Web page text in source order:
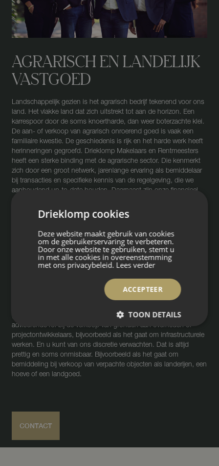
AGRARISCH EN LANDELIJK
VASTGOED
Landschappelijk gezien is het agrarisch bedrijf tekenend voor ons
land. Het vlakke land dat zich uitstrekt tot aan de horizon. Een
karrespoor door de soms knoertharde, dan weer boterzachte klei.
De aan- of verkoop van agrarisch onroerend goed is vaak een
familiaire kwestie. De geschiedenis is rijk en het harde werk heeft
herinneringen gegroefd. Drieklomp Makelaars en Rentmeesters
heeft een sterke binding met de agrarische sector. Die kenmerkt
zich door een groot netwerk, jarenlange ervaring als bemiddelaar
bij transacties en specifieke kennis van de regelgeving, die we
aanhoudend up-to-date houden. Daarnaast zijn onze financieel
kaart te brengen en u te adviseren rondom zaken als erven,
schenken, overdragen en stoppen.
RENTMEESTERS VAN NU
vastgoed? Drieklomp biedt het traditionele rentmeesterschap in
een modern jasje. We zorgen voor bemiddeling bij de aan- en
(verpachte) gronden. Bovendien kunt u rekenen op een actieve,
adviserende rol bij de verkoop van gronden aan overheden of
projectontwikkelaars, bijvoorbeeld als het gaat om infrastructurele
werken. En u kunt van ons discretie verwachten. Dat is altijd
prettig en soms onmisbaar. Bijvoorbeeld als het gaat om
bemiddeling bij verkoop van verpachte objecten als landerijen, een
hoeve of een landgoed.
CONTACT
Drieklomp cookies
Deze website maakt gebruik van cookies
om de gebruikerservaring te verbeteren.
Door onze website te gebruiken, stemt u
in met alle cookies in overeenstemming
met ons privacybeleid. Lees verder
ACCEPTEER
TOON DETAILS